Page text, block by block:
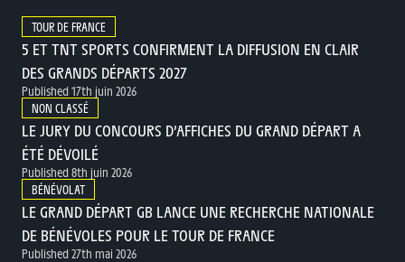
TOUR DE FRANCE
5 ET TNT SPORTS CONFIRMENT LA DIFFUSION EN CLAIR
DES GRANDS DÉPARTS 2027
Published 17th juin 2026
NON CLASSÉ
LE JURY DU CONCOURS D’AFFICHES DU GRAND DÉPART A
ÉTÉ DÉVOILÉ
Published 8th juin 2026
BÉNÉVOLAT
LE GRAND DÉPART GB LANCE UNE RECHERCHE NATIONALE
DE BÉNÉVOLES POUR LE TOUR DE FRANCE
Published 27th mai 2026